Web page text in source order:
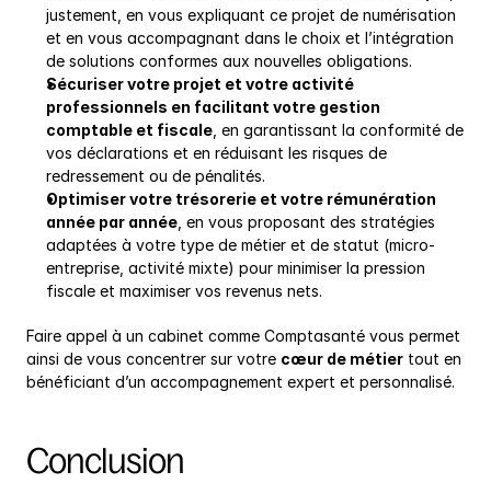
justement, en vous expliquant ce projet de numérisation
et en vous accompagnant dans le choix et l’intégration
de solutions conformes aux nouvelles obligations.
Sécuriser votre projet et votre activité
professionnels en facilitant votre gestion
comptable et fiscale , en garantissant la conformité de
vos déclarations et en réduisant les risques de
redressement ou de pénalités.
Optimiser votre trésorerie et votre rémunération
année par année , en vous proposant des stratégies
adaptées à votre type de métier et de statut (micro-
entreprise, activité mixte) pour minimiser la pression
fiscale et maximiser vos revenus nets.
Faire appel à un cabinet comme Comptasanté vous permet
ainsi de vous concentrer sur votre cœur de métier tout en
bénéficiant d’un accompagnement expert et personnalisé.
Conclusion